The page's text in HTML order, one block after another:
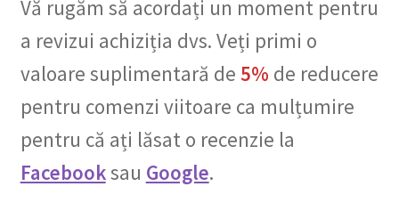
Vă rugăm să acordați un moment pentru
a revizui achiziția dvs. Veți primi o
valoare suplimentară de 5% de reducere
pentru comenzi viitoare ca mulțumire
pentru că ați lăsat o recenzie la
Facebooksau Google.